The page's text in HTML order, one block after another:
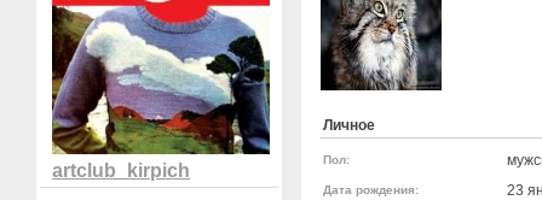
artclub_kirpich
Личное
Пол:
Дата рождения: 23